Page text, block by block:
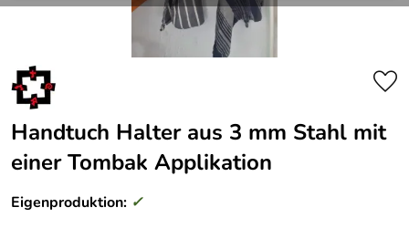
Handtuch Halter aus 3 mm Stahl mit
einer Tombak Applikation
Eigenproduktion: ✓